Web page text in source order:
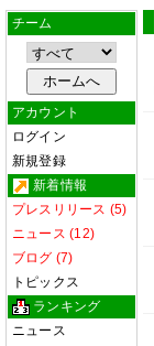
チーム
アカウント
ログイン
新規登録
新着情報
プレスリリース (5)
ニュース (12)
ブログ (7)
トピックス
ランキング
ニュース